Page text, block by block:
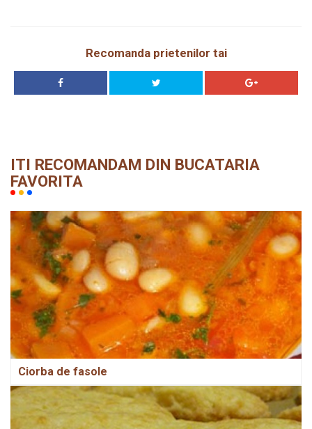
Recomanda prietenilor tai
ITI RECOMANDAM DIN BUCATARIA
FAVORITA
Ciorba de fasole